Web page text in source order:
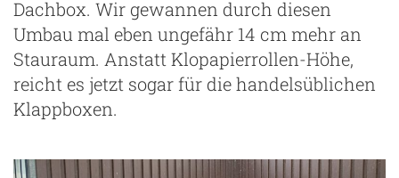
Dachbox. Wir gewannen durch diesen
Umbau mal eben ungefähr 14 cm mehr an
Stauraum. Anstatt Klopapierrollen-Höhe,
reicht es jetzt sogar für die handelsüblichen
Klappboxen.